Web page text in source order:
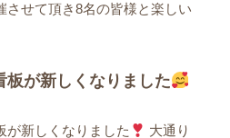
させて頂き8名の皆様と楽しい
板が新しくなりました
が新しくなりました
大通り